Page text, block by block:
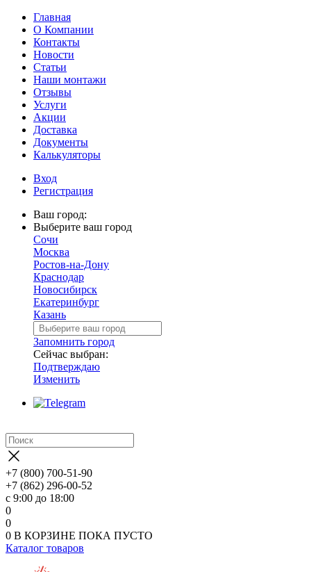
Главная
О Компании
Контакты
Новости
Статьи
Наши монтажи
Отзывы
Услуги
Акции
Доставка
Документы
Калькуляторы
Вход
Регистрация
Ваш город:
Выберите ваш город
Сочи
Москва
Ростов-на-Дону
Краснодар
Новосибирск
Екатеринбург
Казань
Запомнить город
Сейчас выбран:
Подтверждаю
Изменить
+7 (800) 700-51-90
+7 (862) 296-00-52
с 9:00 до 18:00
0
0
0 В КОРЗИНЕ ПОКА ПУСТО
Каталог товаров